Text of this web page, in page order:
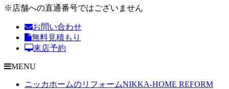
※店舗への直通番号ではございません
お問い合わせ
無料見積もり
来店予約
MENU
ニッカホームのリフォームNIKKA-HOME REFORM